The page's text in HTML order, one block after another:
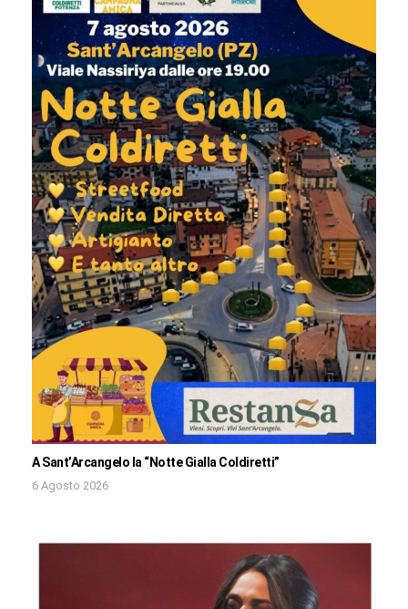
A Sant’Arcangelo la “Notte Gialla Coldiretti”
6 Agosto 2026